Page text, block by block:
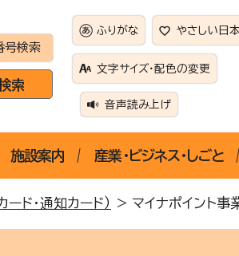
号検索
ふりがな やさしい日
文字サイズ・配色の変更
音声読み上げ
施設案内 産業・ビジネス・しごと
ド・通知カード） > マイナポイント事